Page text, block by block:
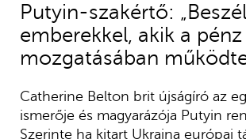
Putyin-szakértő:
emberekkel, akik a pénz
mozgatásában
Catherine Belton brit újságíró az
ismerője és magyarázója Putyin
Szerinte ha kitart Ukrajna európai